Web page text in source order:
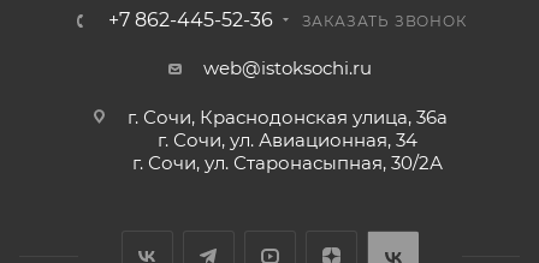
+7 862-445-52-36 ЗАКАЗАТЬ ЗВОНОК
web@istoksochi.ru
г. Сочи, Краснодонская улица, 36а
г. Сочи, ул. Авиационная, 34
г. Сочи, ул. Старонасыпная, 30/2А